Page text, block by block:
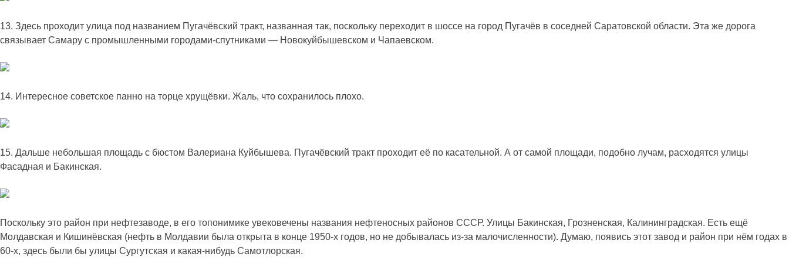
13. Здесь проходит улица под названием Пугачёвский тракт, названная так, поскольку переходит в шоссе на город Пугачёв в соседней Саратовской области. Эта же дорога
связывает Самару с промышленными городами-спутниками — Новокуйбышевском и Чапаевском.
14. Интересное советское панно на торце хрущёвки. Жаль, что сохранилось плохо.
15. Дальше небольшая площадь с бюстом Валериана Куйбышева. Пугачёвский тракт проходит её по касательной. А от самой площади, подобно лучам, расходятся улицы
Фасадная и Бакинская.
Поскольку это район при нефтезаводе, в его топонимике увековечены названия нефтеносных районов СССР. Улицы Бакинская, Грозненская, Калининградская. Есть ещё
Молдавская и Кишинёвская (нефть в Молдавии была открыта в конце 1950-х годов, но не добывалась из-за малочисленности). Думаю, появись этот завод и район при нём годах в
60-х, здесь были бы улицы Сургутская и какая-нибудь Самотлорская.